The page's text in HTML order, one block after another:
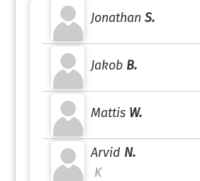
Jonathan S.
Jakob B.
Mattis W.
Arvid N.
K